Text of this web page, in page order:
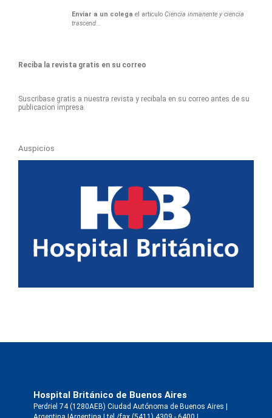
Enviar a un colega el articuloCiencia inmanente y ciencia
trascend...
Reciba la revista gratis en su correo
Suscribase gratis a nuestra revista y recibala en su correo antes de su
publicacion impresa.
Auspicios
Hospital Británico de Buenos Aires
Perdriel 74 (1280AEB) Ciudad Autónoma de Buenos Aires |